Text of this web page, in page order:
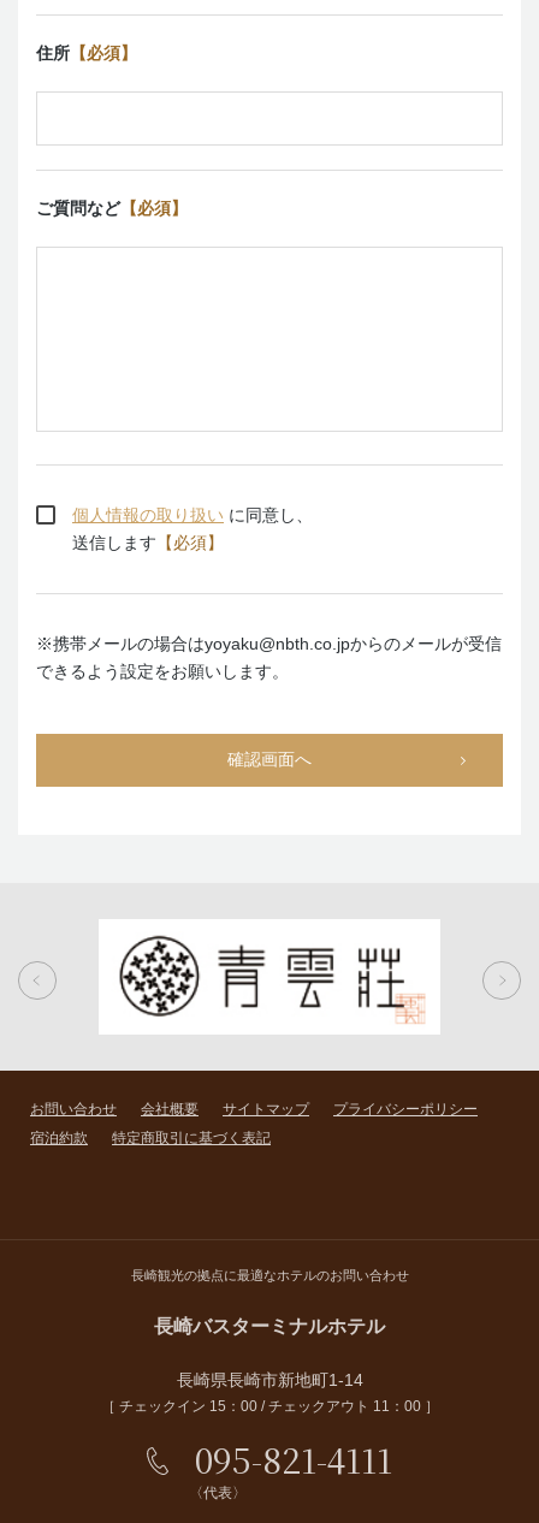
住所 【必須】
ご質問など【必須】
個人情報の取り扱い に同意し、
送信します 【必須】
※携帯メールの場合はyoyaku@nbth.co.jpからのメールが受信
できるよう設定をお願いします。
確認画面へ
お問い合わせ 会社概要 サイトマップ
プライバシーポリシー
宿泊約款
特定商取引に基づく表記
長崎観光の拠点に最適なホテルのお問い合わせ
長崎バスターミナルホテル
長崎県長崎市新地町1-14
［ チェックイン 15：00 / チェックアウト 11：00 ］
095-821-4111
〈代表〉